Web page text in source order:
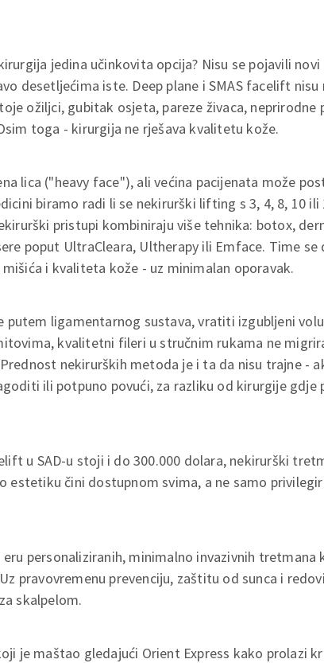
jedina učinkovita opcija? Nisu se pojavili novi
desetljećima iste. Deep plane i SMAS facelift nisu
ožiljci, gubitak osjeta, pareze živaca, neprirodne
toga - kirurgija ne rješava kvalitetu kože.
lica ("heavy face"), ali većina pacijenata može
biramo radi li se nekirurški lifting s 3, 4, 8, 10 ili
pristupi kombiniraju više tehnika: botox,
poput UltraCleara, Ultherapy ili Emface. Time
i kvaliteta kože - uz minimalan oporavak.
putem ligamentarnog sustava, vratiti izgubljeni
kvalitetni fileri u stručnim rukama ne
nekirurških metoda je i ta da nisu trajne -
ili potpuno povući, za razliku od kirurgije gdje
u SAD-u stoji i do 300.000 dolara, nekirurški
estetiku čini dostupnom svima, a ne samo
personaliziranih, minimalno invazivnih tretmana
pravovremenu prevenciju, zaštitu od sunca i
skalpelom.
je maštao gledajući Orient Express kako prolazi